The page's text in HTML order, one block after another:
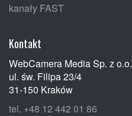
kanały FAST
Kontakt
WebCamera Media Sp. z o.o.
ul. św. Filipa 23/4
31-150 Kraków
tel. +48 12 442 01 86